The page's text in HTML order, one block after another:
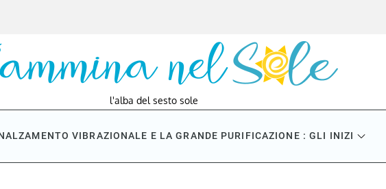
l'alba del sesto sole
VIBRAZIONALE E LA GRANDE PURIFICAZIONE : GLI INIZI